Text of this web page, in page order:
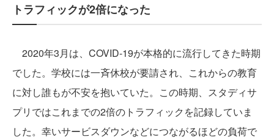
トラフィックが2倍になった
2020年3月は、COVID-19が本格的に流行してきた時期
でした。学校には一斉休校が要請され、これからの教育
に対し誰もが不安を抱いていた。この時期、スタディサ
プリではこれまでの2倍のトラフィックを記録していま
した。幸いサービスダウンなどにつながるほどの負荷で